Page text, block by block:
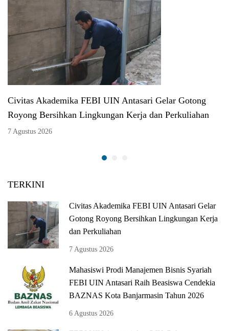
Civitas Akademika FEBI UIN Antasari Gelar Gotong
Royong Bersihkan Lingkungan Kerja dan Perkuliahan
7 Agustus 2026
TERKINI
Civitas Akademika FEBI UIN Antasari Gelar
Gotong Royong Bersihkan Lingkungan Kerja
dan Perkuliahan
7 Agustus 2026
Mahasiswi Prodi Manajemen Bisnis Syariah
FEBI UIN Antasari Raih Beasiswa Cendekia
BAZNAS Kota Banjarmasin Tahun 2026
6 Agustus 2026